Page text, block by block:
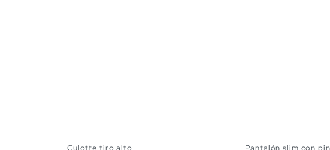
Culotte tiro alto
Pantalón slim con